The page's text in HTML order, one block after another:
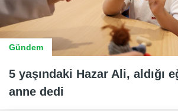
Gündem
5 yaşındaki Hazar Ali, aldığı
anne dedi